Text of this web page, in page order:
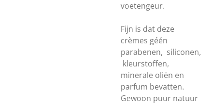
voetengeur.
Fijn is dat deze
crèmes géén
parabenen, siliconen,
kleurstoffen,
minerale oliën en
parfum bevatten.
Gewoon puur natuur